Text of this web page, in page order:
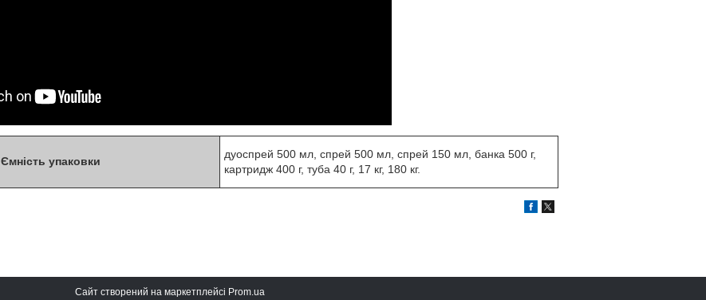
Ємність упаковки
дуоспрей 500 мл, спрей 500 мл, спрей 150 мл, банка 500 г,
картридж 400 г, туба 40 г, 17 кг, 180 кг.
Сайт створений на маркетплейсі Prom.ua